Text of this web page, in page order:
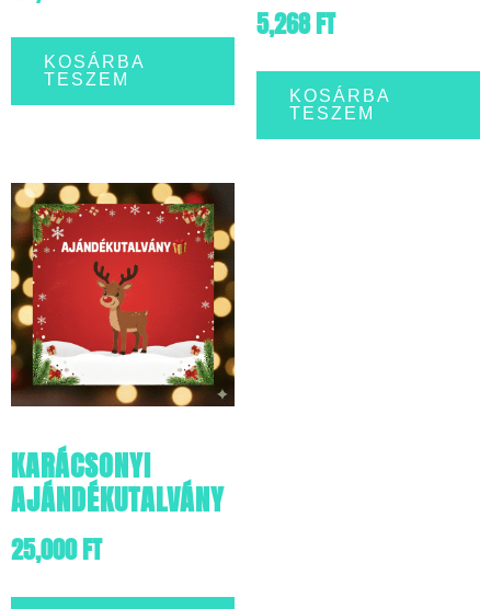
KOSÁRBA
TESZEM
5,268FT
KOSÁRBA
TESZEM
KARÁCSONYI
AJÁNDÉKUTALVÁNY
25,000FT